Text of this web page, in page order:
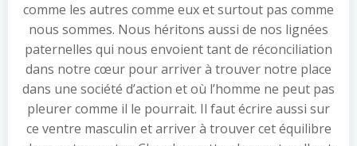
comme les autres comme eux et surtout pas comme
nous sommes. Nous héritons aussi de nos lignées
paternelles qui nous envoient tant de réconciliation
dans notre cœur pour arriver à trouver notre place
dans une société d’action et où l’homme ne peut pas
pleurer comme il le pourrait. Il faut écrire aussi sur
ce ventre masculin et arriver à trouver cet équilibre